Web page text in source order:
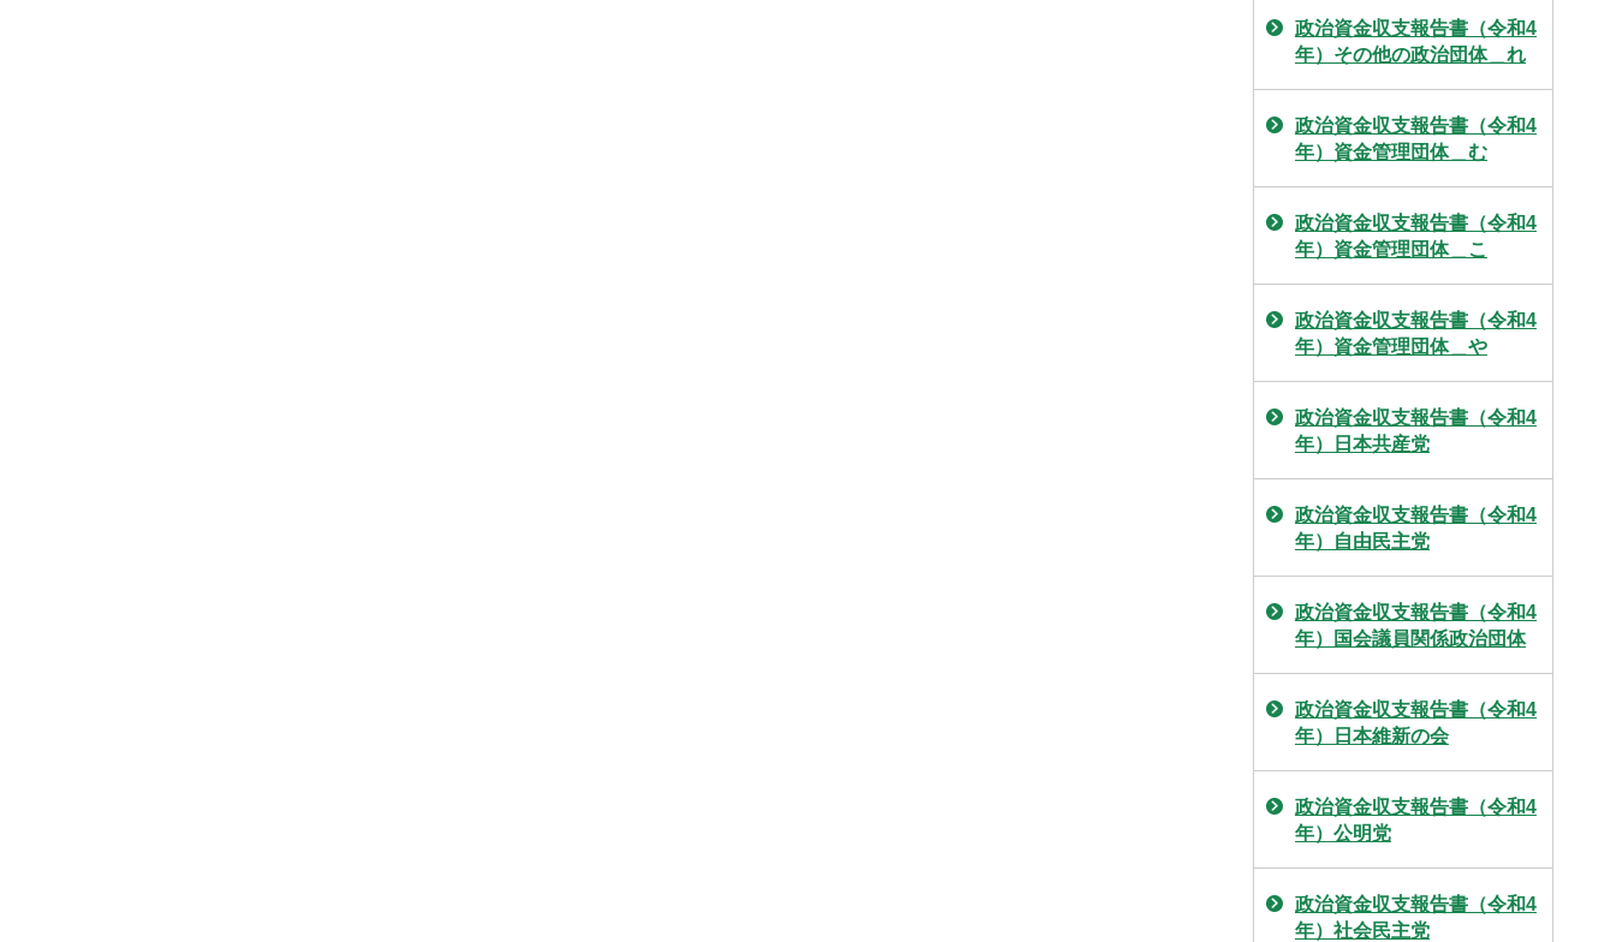
政治資金収支報告書（令和4
年）その他の政治団体＿れ
政治資金収支報告書（令和4
年）資金管理団体＿む
政治資金収支報告書（令和4
年）資金管理団体＿こ
政治資金収支報告書（令和4
年）資金管理団体＿や
政治資金収支報告書（令和4
年）日本共産党
政治資金収支報告書（令和4
年）自由民主党
政治資金収支報告書（令和4
年）国会議員関係政治団体
政治資金収支報告書（令和4
年）日本維新の会
政治資金収支報告書（令和4
年）公明党
政治資金収支報告書（令和4
年）社会民主党